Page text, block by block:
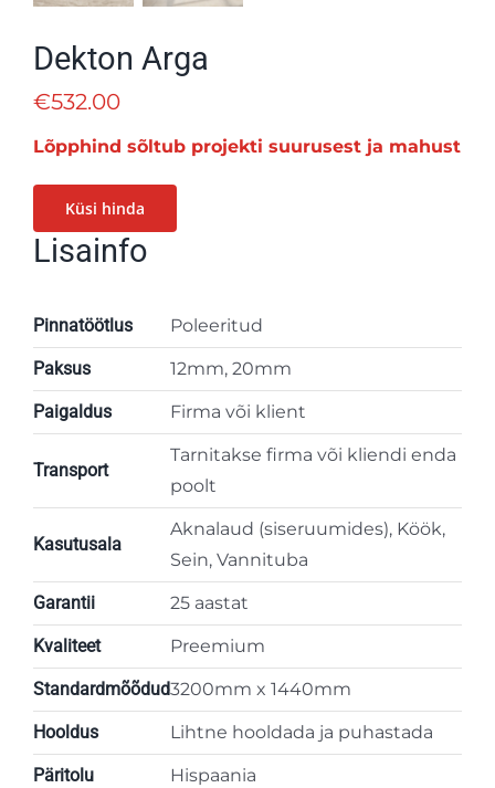
Dekton Arga
€532.00
Lõpphind sõltub projekti suurusest ja mahust
Küsi hinda
Lisainfo
Pinnatöötlus Poleeritud
Paksus 12mm, 20mm
Paigaldus Firma või klient
Transport
Tarnitakse firma või kliendi enda
poolt
Kasutusala
Aknalaud (siseruumides), Köök,
Sein, Vannituba
Garantii 25 aastat
Kvaliteet Preemium
Standardmõõdud3200mm x 1440mm
Hooldus Lihtne hooldada ja puhastada
Päritolu Hispaania